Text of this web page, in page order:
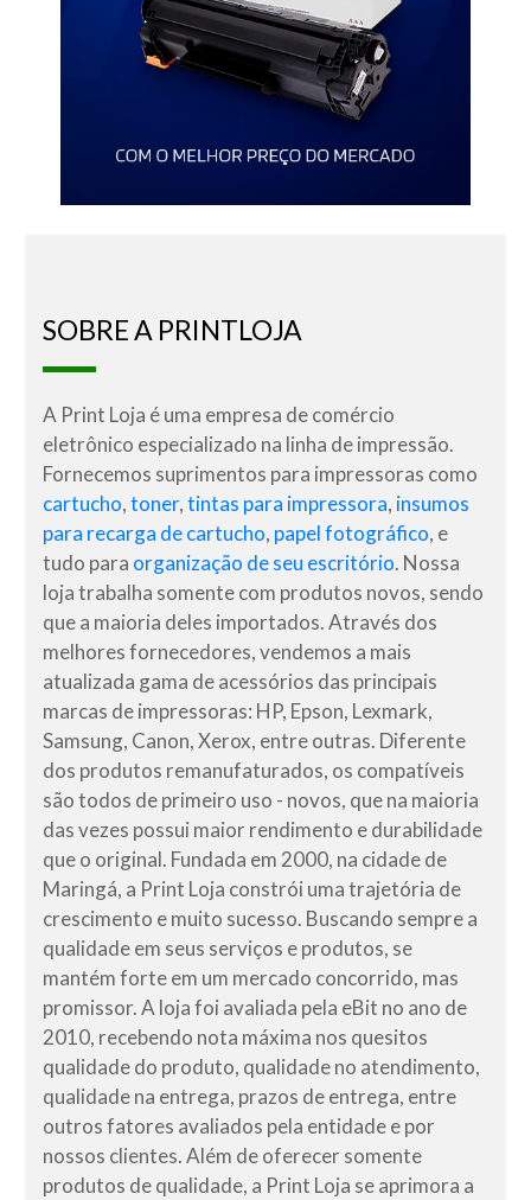
SOBRE A PRINTLOJA
A Print Loja é uma empresa de comércio
eletrônico especializado na linha de impressão.
Fornecemos suprimentos para impressoras como
cartucho,toner,tintas para impressora, insumos
para recarga de cartucho, papel fotográfico, e
tudo para organização de seu escritório. Nossa
loja trabalha somente com produtos novos, sendo
que a maioria deles importados. Através dos
melhores fornecedores, vendemos a mais
atualizada gama de acessórios das principais
marcas de impressoras: HP, Epson, Lexmark,
Samsung, Canon, Xerox, entre outras. Diferente
dos produtos remanufaturados, os compatíveis
são todos de primeiro uso - novos, que na maioria
das vezes possui maior rendimento e durabilidade
que o original. Fundada em 2000, na cidade de
Maringá, a Print Loja constrói uma trajetória de
crescimento e muito sucesso. Buscando sempre a
qualidade em seus serviços e produtos, se
mantém forte em um mercado concorrido, mas
promissor. A loja foi avaliada pela eBit no ano de
2010, recebendo nota máxima nos quesitos
qualidade do produto, qualidade no atendimento,
qualidade na entrega, prazos de entrega, entre
outros fatores avaliados pela entidade e por
nossos clientes. Além de oferecer somente
produtos de qualidade, a Print Loja se aprimora a